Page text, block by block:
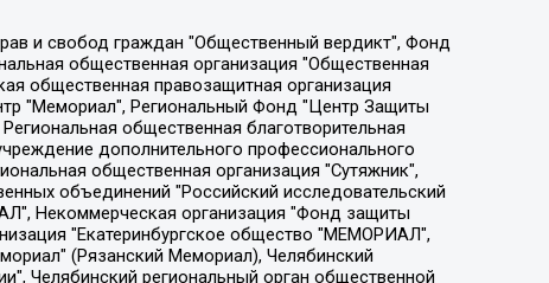
по реализации социально-правовых программ "Лилит", Дальневосточное общественное движение "Маяк", Санкт-Петербургская ЛГБТ-инициативная группа "Выход", Инициативная группа ЛГБТ+ "Реверс", Алексеев Андрей Викторович, Бекбулатова Таисия Львовна, Беляев Иван Михайлович, Владыкина Елена Сергеевна, Гельман Марат Александрович, Никульшина Вероника Юрьевна, Толоконникова Надежда Андреевна, Шендерович Виктор Анатольевич, Общество с ограниченной ответственностью "Данное сообщение", Общество с ограниченной ответственностью Издательский дом "Новая глава", Айнбиндер Александра Александровна, Московский комьюнити-центр для ЛГБТ+инициатив, Благотворительный фонд развития филантропии, Deutsche Welle (Германия, Kurt-Schumacher-Strasse 3, 53113 Bonn), Борзунова Мария Михайловна, Воробьев Виктор Викторович, Голубева Анна Львовна, Константинова Алла Михайловна, Малкова Ирина Владимировна, Мурадов Мурад Абдулгалимович, Осетинская Елизавета Николаевна, Понасенков Евгений Николаевич, Ганапольский Матвей Юрьевич, Киселев Евгений Алексеевич, Борухович Ирина Григорьевна, Дремин Иван Тимофеевич, Дубровский Дмитрий Викторович, Красноярская региональная общественная организация поддержки и развития альтернативных образовательных технологий и межкультурных коммуникаций "ИНТЕРРА", Маяковская Екатерина Алексеевна, Фейгин Марк Захарович, Филимонов Андрей Викторович, Дзугкоева Регина Николаевна, Доброхотов Роман Александрович, Дудь Юрий Александрович, Елкин Сергей Владимирович, Кругликов Кирилл Игоревич, Сабунаева Мария Леонидовна, Семенов Алексей Владимирович, Шаинян Карен Багратович, Шульман Екатерина Михайловна, Асафьев Артур Валерьевич, Вахштайн Виктор Семенович, Венедиктов Алексей Алексеевич, Лушникова Екатерина Евгеньевна, Волков Леонид Михайлович, Невзоров Александр Глебович, Пархоменко Сергей Борисович, Сироткин Ярослав Николаевич, Кара-Мурза Владимир Владимирович, Баранова Наталья Владимировна, Гозман Леонид Яковлевич, Кагарлицкий Борис Юльевич, Климарев Михаил Валерьевич, Милов Владимир Станиславович, Автономная некоммерческая организация Краснодарский центр современного искусства "Типография", Моргенштерн Алишер Тагирович, Соболь Любовь Эдуардовна, Общество с ограниченной ответственностью "ЛИЗА НОРМ", Каспаров Гарри Кимович, Ходорковский Михаил Борисович, Общество с ограниченной ответственностью "Апрельские тезисы", Данилович Ирина Брониславовна, Кашин Олег Владимирович, Петров Николай Владимирович, Пивоваров Алексей Владимирович, Соколов Михаил Владимирович, Цветкова Юлия Владимировна, Чичваркин Евгений Александрович, Комитет против пыток/Команда против пыток, Общество с ограниченной ответственностью "Первый научный", Общество с ограниченной ответственностью "Вертолет и ко", Белоцерковская Вероника Борисовна, Кац Максим Евгеньевич, Лазарева Татьяна Юрьевна, Шаведдинов Руслан Табризович, Яшин Илья Валерьевич, Общество с ограниченной ответственностью "Иноагент ААВ", Алешковский Дмитрий Петрович, Альбац Евгения Марковна, Быков Дмитрий Львович, Галямина Юлия Евгеньевна, Лойко Сергей Леонидович, Мартынов Кирилл Константинович, Медведев Сергей Александрович, Крашенинников Федор Геннадиевич, Гордеева Катерина Вл